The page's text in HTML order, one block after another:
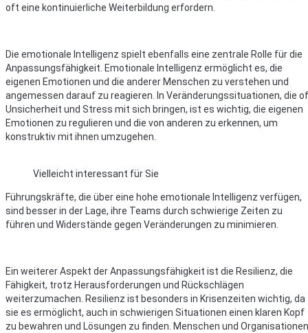
oft eine kontinuierliche Weiterbildung erfordern.
Die emotionale Intelligenz spielt ebenfalls eine zentrale Rolle für die
Anpassungsfähigkeit. Emotionale Intelligenz ermöglicht es, die
eigenen Emotionen und die anderer Menschen zu verstehen und
angemessen darauf zu reagieren. In Veränderungssituationen, die
Unsicherheit und Stress mit sich bringen, ist es wichtig, die eigenen
Emotionen zu regulieren und die von anderen zu erkennen, um
konstruktiv mit ihnen umzugehen.
Vielleicht interessant für Sie
Führungskräfte, die über eine hohe emotionale Intelligenz verfügen,
sind besser in der Lage, ihre Teams durch schwierige Zeiten zu
führen und Widerstände gegen Veränderungen zu minimieren.
Ein weiterer Aspekt der Anpassungsfähigkeit ist die Resilienz, die
Fähigkeit, trotz Herausforderungen und Rückschlägen
weiterzumachen. Resilienz ist besonders in Krisenzeiten wichtig, da
sie es ermöglicht, auch in schwierigen Situationen einen klaren Kopf
zu bewahren und Lösungen zu finden. Menschen und